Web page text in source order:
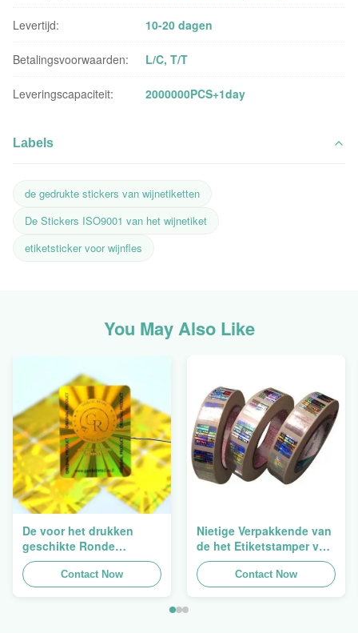
Levertijd: 10-20 dagen
Betalingsvoorwaarden: L/C, T/T
Leveringscapaciteit: 2000000PCS+1day
Labels
de gedrukte stickers van wijnetiketten
De Stickers ISO9001 van het wijnetiket
etiketsticker voor wijnfles
You May Also Like
De voor het drukken
geschikte Ronde
Verpakkende
Holografische
Zelfklevende Bladen van
Contact Now
Nietige Verpakkende van
de het Etiketstamper van
de Hologramveiligheid
Duidelijke het
Hologramsticker Logo
Contact Now